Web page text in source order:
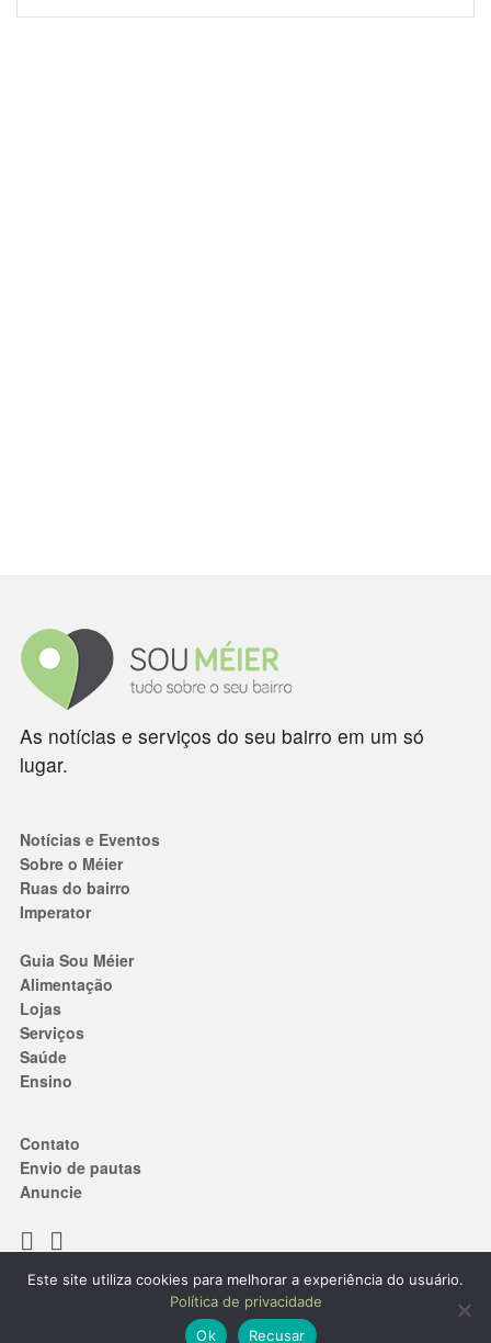
As notícias e serviços do seu bairro em um só
lugar.
Notícias e Eventos
Sobre o Méier
Ruas do bairro
Imperator
Guia Sou Méier
Alimentação
Lojas
Serviços
Saúde
Ensino
Contato
Envio de pautas
Anuncie
Termos de Uso|Política de privacidade
® 2019. Todos os direitos reservados.
Este site utiliza cookies para melhorar a experiência do usuário.
Política de privacidade
Ok
Recusar